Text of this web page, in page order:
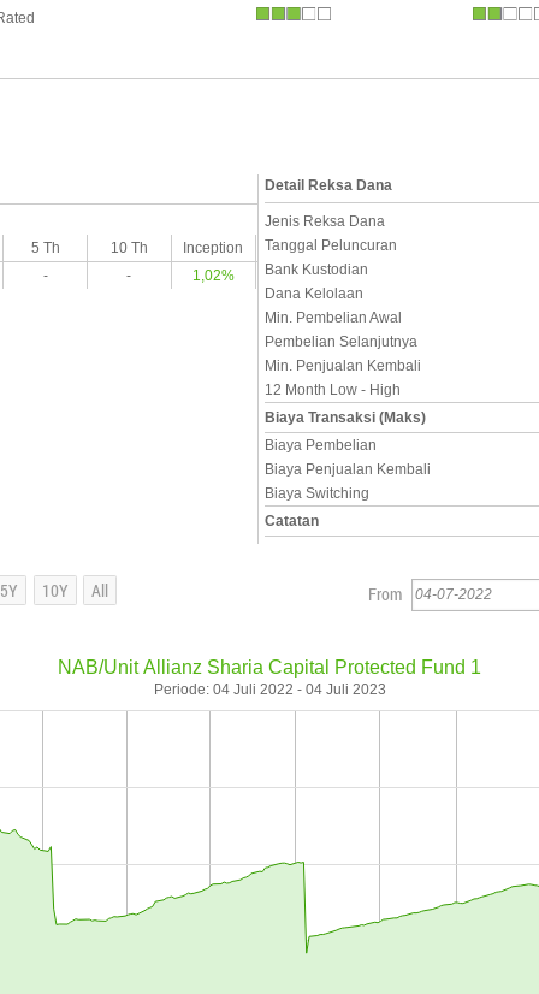
5 Th 10 Th
Inception
-
- 1,02%
Detail Reksa Dana
Jenis Reksa Dana
Tanggal Peluncuran
Bank Kustodian
Dana Kelolaan
Min. Pembelian Awal
Pembelian Selanjutnya
Min. Penjualan Kembali
12 Month Low - High
Biaya Transaksi (Maks)
Biaya Pembelian
Biaya Penjualan Kembali
Biaya Switching
Catatan
From
NAB/Unit Allianz Sharia Capital Protected Fund 1
Periode: 04 Juli 2022 - 04 Juli 2023